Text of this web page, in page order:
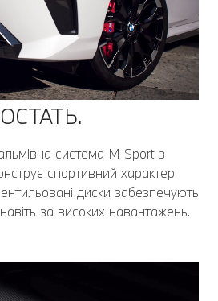
система M Sport з
спортивний характер
диски забезпечують
за високих навантажень.